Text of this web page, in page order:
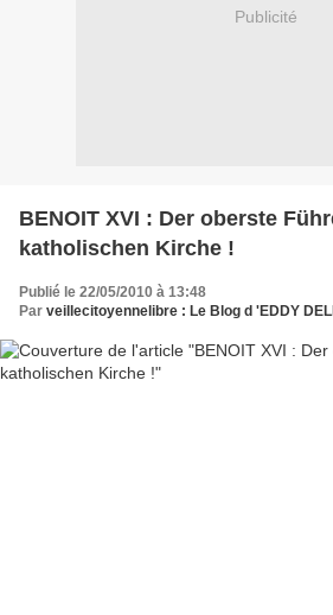
Publicité
BENOIT XVI : Der oberste
katholischen Kirche !
Publié le 22/05/2010 à 13:48
Par veillecitoyennelibre : Le Blog d 'EDDY